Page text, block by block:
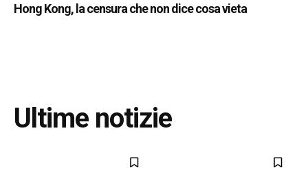
Hong Kong, la censura che non dice cosa vieta
Ultime notizie